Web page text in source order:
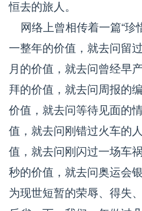
恒去的旅人。
网络上曾相传着一篇“珍
一整年的价值，就去问留
月的价值，就去问曾经早
拜的价值，就去问周报的
价值，就去问等待见面的
值，就去问刚错过火车的
值，就去问刚闪过一场车
秒的价值，就去问奥运会
为现世短暂的荣辱、得失